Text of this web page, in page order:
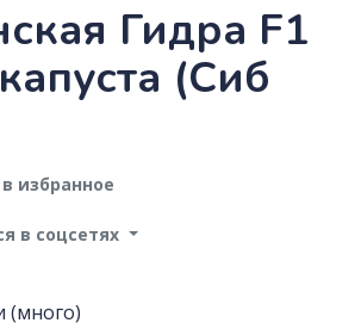
Гидра F1
(Сиб
избранное
в соцсетях
(много)